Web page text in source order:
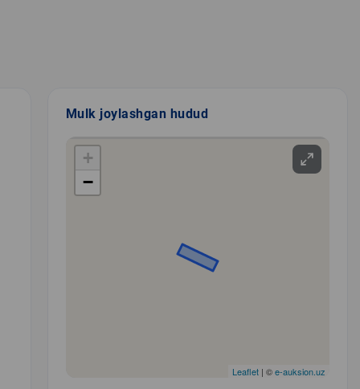
Mulk joylashgan hudud
+
−
Leaflet| ©e-auksion.uz